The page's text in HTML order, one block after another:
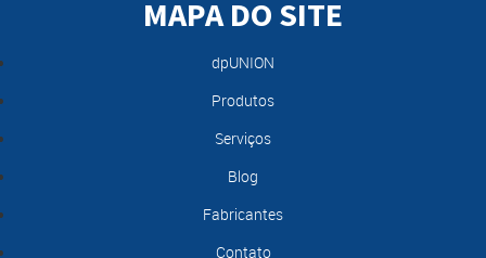
MAPA DO SITE
dpUNION
Produtos
Serviços
Blog
Fabricantes
Contato